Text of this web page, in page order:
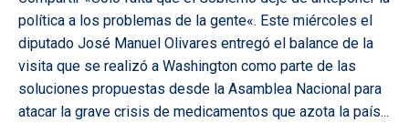
política a los problemas de la gente«. Este miércoles el
diputado José Manuel Olivares entregó el balance de la
visita que se realizó a Washington como parte de las
soluciones propuestas desde la Asamblea Nacional para
atacar la grave crisis de medicamentos que azota la país...